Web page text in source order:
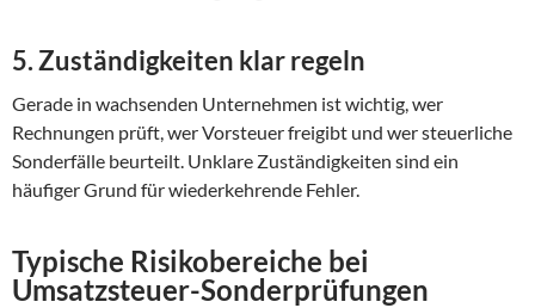
5. Zuständigkeiten klar regeln
Gerade in wachsenden Unternehmen ist wichtig, wer
Rechnungen prüft, wer Vorsteuer freigibt und wer steuerliche
Sonderfälle beurteilt. Unklare Zuständigkeiten sind ein
häufiger Grund für wiederkehrende Fehler.
Typische Risikobereiche bei
Umsatzsteuer-Sonderprüfungen